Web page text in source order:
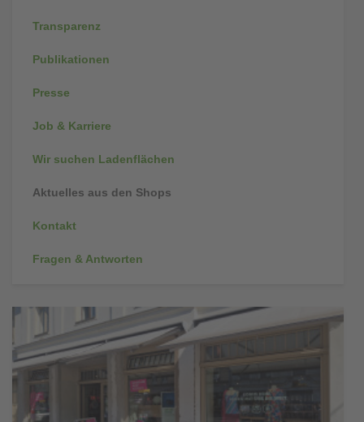
Transparenz
Publikationen
Presse
Job & Karriere
Wir suchen Ladenflächen
Aktuelles aus den Shops
Kontakt
Fragen & Antworten